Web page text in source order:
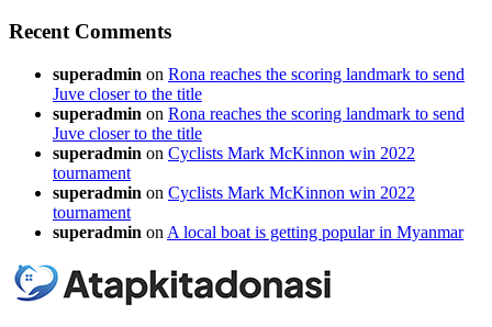
Recent Comments
superadmin on Rona reaches the scoring landmark to send
Juve closer to the title
superadmin on Rona reaches the scoring landmark to send
Juve closer to the title
superadmin on Cyclists Mark McKinnon win 2022
tournament
superadmin on Cyclists Mark McKinnon win 2022
tournament
superadmin on A local boat is getting popular in Myanmar